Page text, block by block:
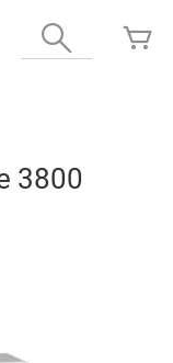
Wyszukaj
3800